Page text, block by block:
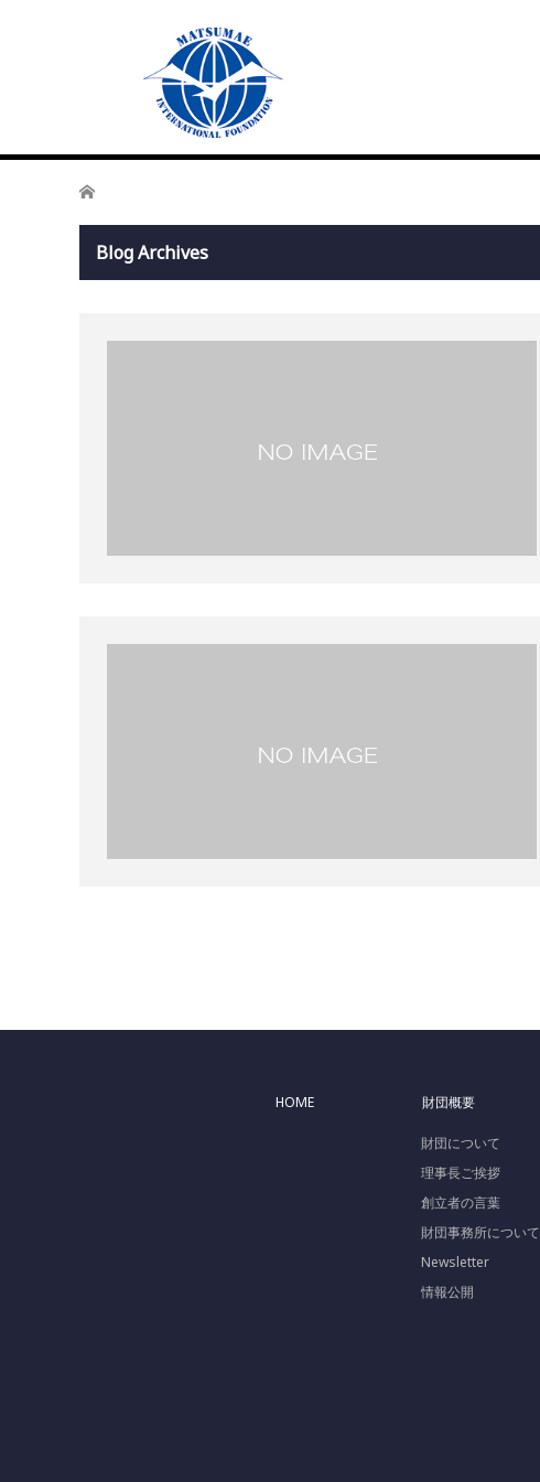
Home
Blog Archives
HOME 財団概要
財団について
理事長ご挨拶
創立者の言葉
財団事務所について
Newsletter
情報公開